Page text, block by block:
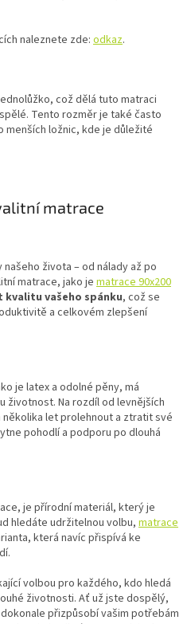
naleznete zde: odkaz.
což dělá tuto matraci
Tento rozměr je také často
ložnic, kde je důležité
matrace
života – od nálady až po
matrace, jako je matrace 90x200
kvalitu vašeho spánku, což se
a celkovém zlepšení
je latex a odolné pěny, má
životnost. Na rozdíl od levnějších
let prolehnout a ztratit své
pohodlí a podporu po dlouhá
je přírodní materiál, který je
hledáte udržitelnou volbu, matrace
která navíc přispívá ke
volbou pro každého, kdo hledá
životnosti. Ať už jste dospělý,
přizpůsobí vašim potřebám